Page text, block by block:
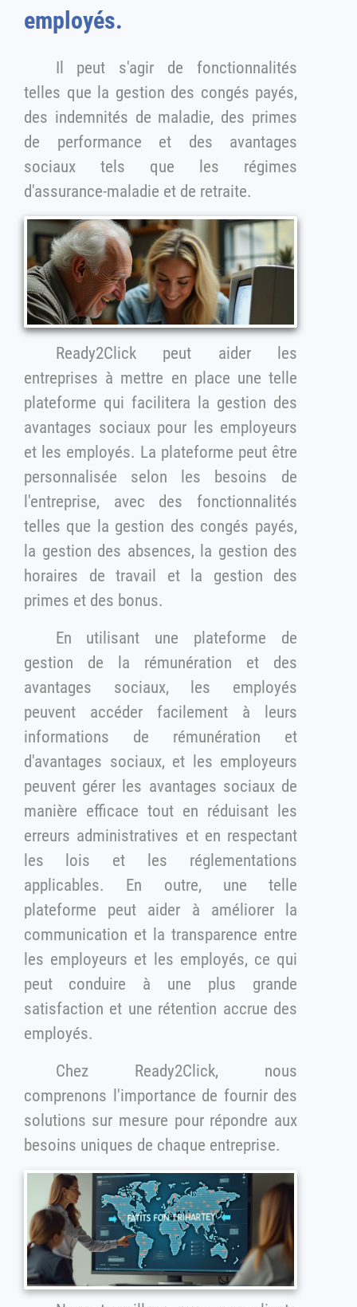
employés.
Il peut s'agir de fonctionnalités
telles que la gestion des congés payés,
des indemnités de maladie, des primes
de performance et des avantages
sociaux tels que les régimes
d'assurance-maladie et de retraite.
Ready2Click peut aider les
entreprises à mettre en place une telle
plateforme qui facilitera la gestion des
avantages sociaux pour les employeurs
et les employés. La plateforme peut être
personnalisée selon les besoins de
l'entreprise, avec des fonctionnalités
telles que la gestion des congés payés,
la gestion des absences, la gestion des
horaires de travail et la gestion des
primes et des bonus.
En utilisant une plateforme de
gestion de la rémunération et des
avantages sociaux, les employés
peuvent accéder facilement à leurs
informations de rémunération et
d'avantages sociaux, et les employeurs
peuvent gérer les avantages sociaux de
manière efficace tout en réduisant les
erreurs administratives et en respectant
les lois et les réglementations
applicables. En outre, une telle
plateforme peut aider à améliorer la
communication et la transparence entre
les employeurs et les employés, ce qui
peut conduire à une plus grande
satisfaction et une rétention accrue des
employés.
Chez Ready2Click, nous
comprenons l'importance de fournir des
solutions sur mesure pour répondre aux
besoins uniques de chaque entreprise.